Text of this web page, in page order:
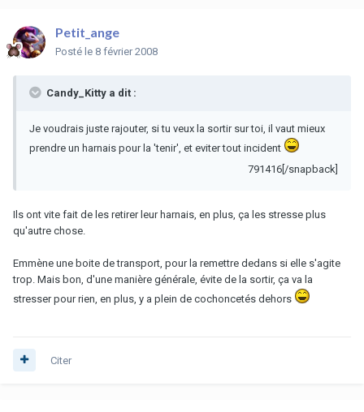
Petit_ange
Posté le 8 février 2008
Candy_Kitty a dit :
Je voudrais juste rajouter, si tu veux la sortir sur toi, il vaut mieux
prendre un harnais pour la 'tenir', et eviter tout incident
791416[/snapback]
Ils ont vite fait de les retirer leur harnais, en plus, ça les stresse plus
qu'autre chose.
Emmène une boite de transport, pour la remettre dedans si elle s'agite
trop. Mais bon, d'une manière générale, évite de la sortir, ça va la
stresser pour rien, en plus, y a plein de cochoncetés dehors
Citer